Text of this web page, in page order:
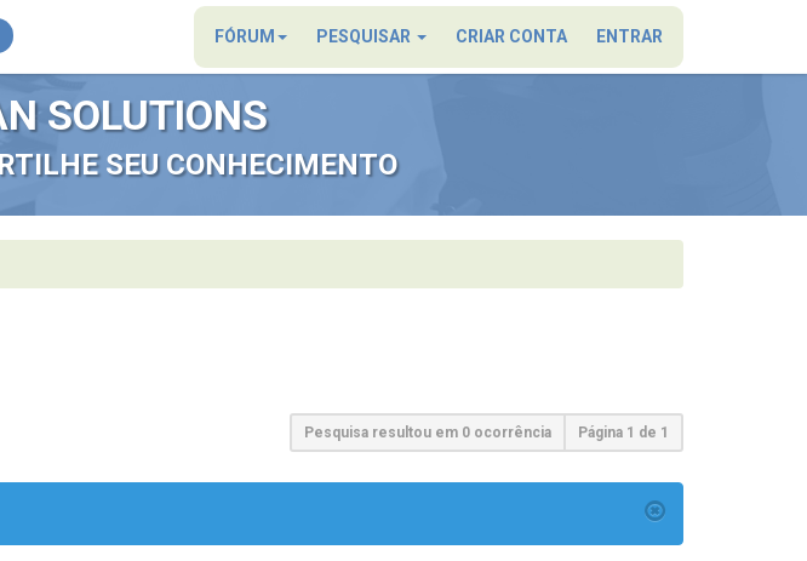
FÓRUM PESQUISAR CRIAR CONTA ENTRAR ×
SOLUTIONS
SEU CONHECIMENTO
Pesquisa resultou em 0 ocorrência Página 1 de 1